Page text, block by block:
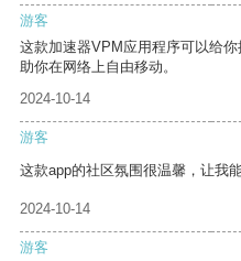
游客
这款加速器VPM应用程序可以给
助你在网络上自由移动。
2024-10-14
游客
这款app的社区氛围很温馨，让我
2024-10-14
游客